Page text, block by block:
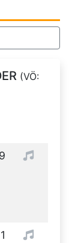
(VÖ: